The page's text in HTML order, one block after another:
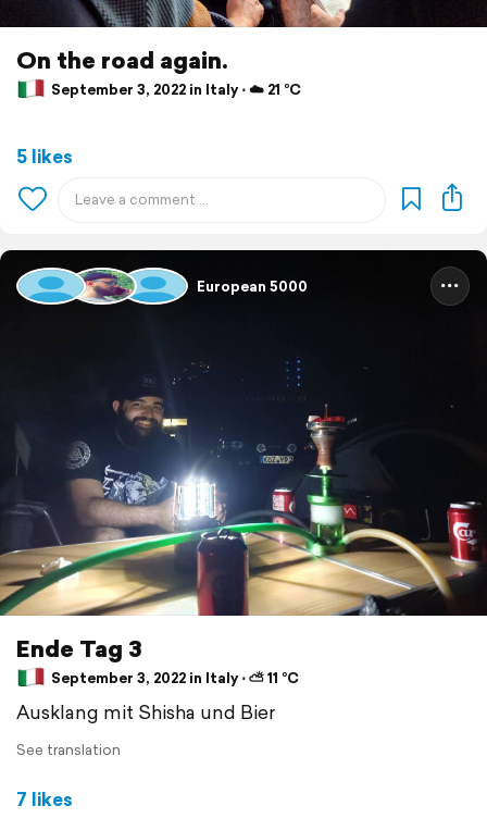
On the road again.
September 3, 2022 in Italy ⋅ ☁️ 21 °C
5 likes
European 5000
Ende Tag 3
September 3, 2022 in Italy ⋅ ⛅ 11 °C
Ausklang mit Shisha und Bier
See translation
7 likes